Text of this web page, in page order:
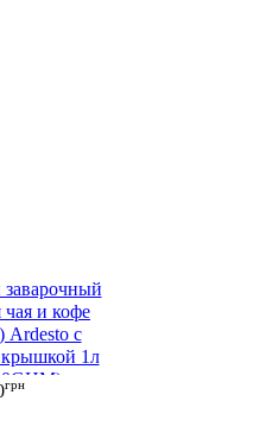
и кофе
Ardesto с
крышкой 1л
грн